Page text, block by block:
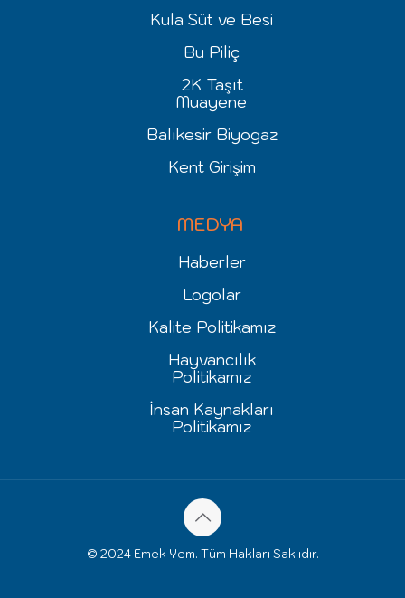
Kula Süt ve Besi
Bu Piliç
2K Taşıt
Muayene
Balıkesir Biyogaz
Kent Girişim
MEDYA
Haberler
Logolar
Kalite Politikamız
Hayvancılık
Politikamız
İnsan Kaynakları
Politikamız
© 2024 Emek Yem. Tüm Hakları Saklıdır.